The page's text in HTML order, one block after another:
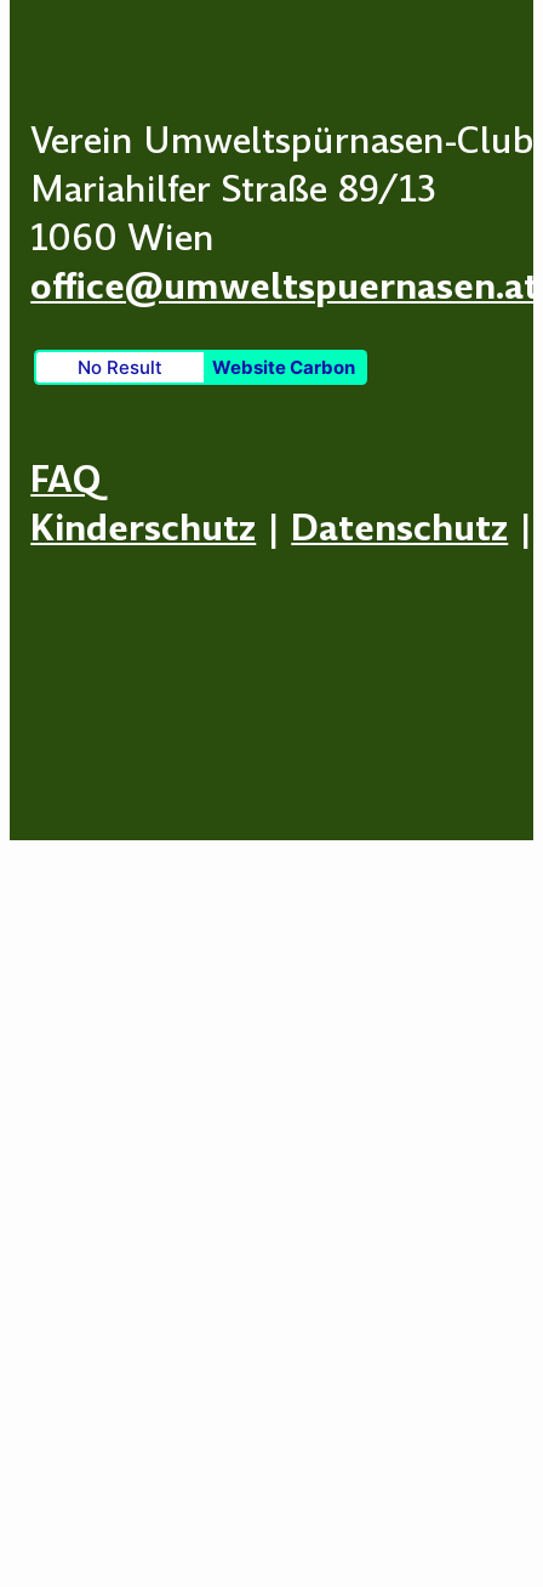
Verein Umweltspürnasen-Club
Mariahilfer Straße 89/13
1060 Wien
office@umweltspuernasen.at
No Result Website Carbon
FAQ
Kinderschutz | Datenschutz |